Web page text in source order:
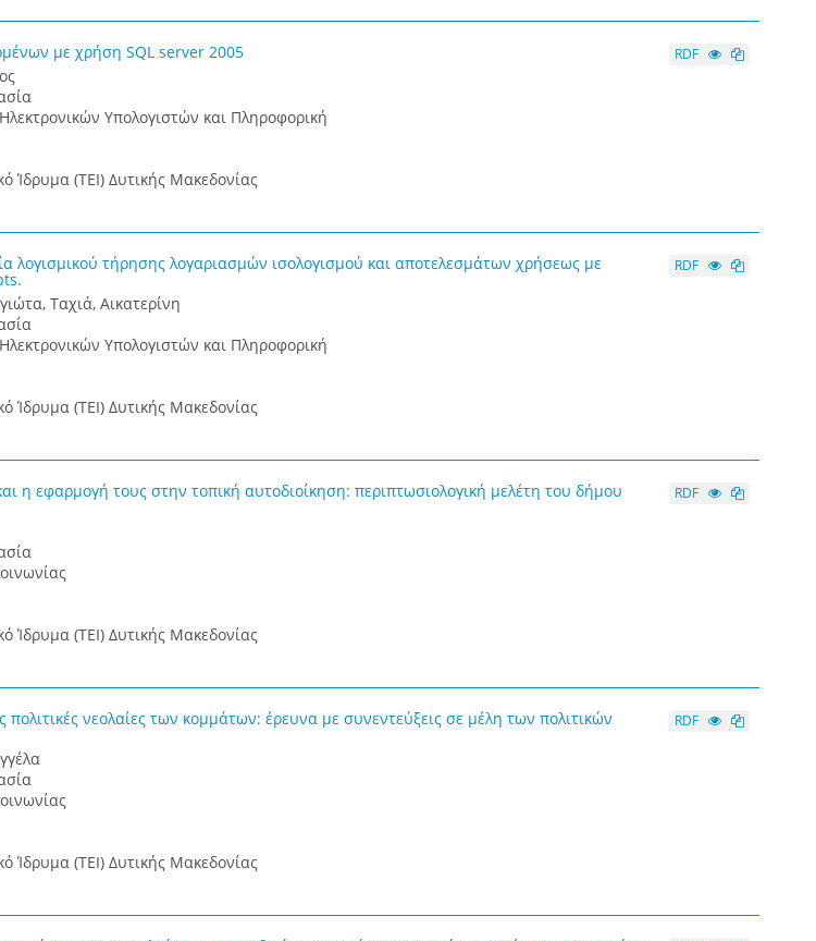
με χρήση SQL server 2005
Υπολογιστών και Πληροφορική
Ίδρυμα (ΤΕΙ) Δυτικής Μακεδονίας
RDF
λογισμικού τήρησης λογαριασμών ισολογισμού και αποτελεσμάτων χρήσεως με
Ταχιά, Αικατερίνη
Υπολογιστών και Πληροφορική
Ίδρυμα (ΤΕΙ) Δυτικής Μακεδονίας
RDF
η εφαρμογή τους στην τοπική αυτοδιοίκηση: περιπτωσιολογική μελέτη του δήμου
Ίδρυμα (ΤΕΙ) Δυτικής Μακεδονίας
RDF
πολιτικές νεολαίες των κομμάτων: έρευνα με συνεντεύξεις σε μέλη των πολιτικών
Ίδρυμα (ΤΕΙ) Δυτικής Μακεδονίας
RDF